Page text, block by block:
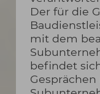
Der für die
mit dem
befindet